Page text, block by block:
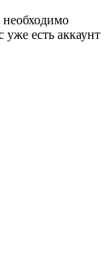
уже есть аккаунт